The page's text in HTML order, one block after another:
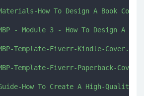
How To Design A Book
- Module 3 - How To Design A
Template-Fiverr-Kindle-Cover.pdf
Template-Fiverr-Paperback-
How To Create A High-Quality